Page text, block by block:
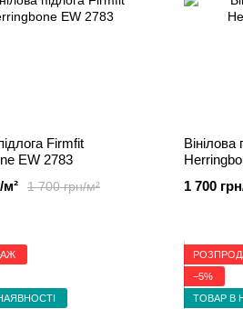
Firmfit
EW 2783
1 700 грн/м²
м²
Вінілова
1 700
−5%
ТОВАР В